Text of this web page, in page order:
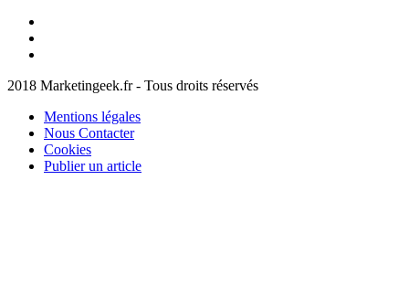
2018 Marketingeek.fr - Tous droits réservés
Mentions légales
Nous Contacter
Cookies
Publier un article